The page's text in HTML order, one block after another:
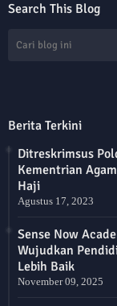
Search This Blog
Berita Terkini
Ditreskrimsus
Kementrian
Haji
Agustus 17, 2023
Sense Now
Wujudkan
Lebih Baik
November 09, 2025